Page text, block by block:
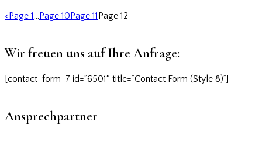
<Page 1…Page 10Page 11Page 12
Wir freuen uns auf Ihre Anfrage:
[contact-form-7 id=”6501″ title=”Contact Form (Style 8)”]
Ansprechpartner